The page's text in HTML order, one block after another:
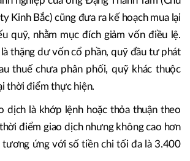
Kinh Bắc) cũng đưa ra kế hoạch mua lại
quỹ, nhằm mục đích giảm vốn điều lệ.
thặng dư vốn cổ phần, quỹ đầu tư phát
thuế chưa phân phối, quỹ khác thuộc
thời điểm thực hiện.
dịch là khớp lệnh hoặc thỏa thuận theo
điểm giao dịch nhưng không cao hơn
ứng với số tiền chi tối đa là 3.400